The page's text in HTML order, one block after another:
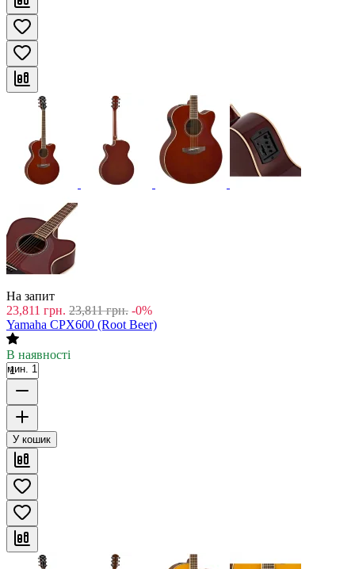
На запит
23,811 грн. 23,811 грн. -0%
Yamaha CPX600 (Root Beer)
В наявності
мин. 1
У кошик